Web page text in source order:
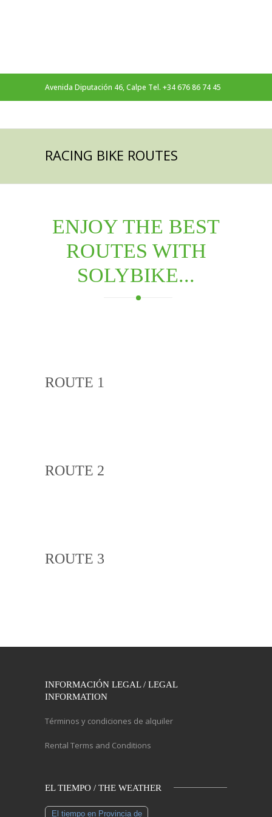
Avenida Diputación 46, Calpe Tel. +34 676 86 74 45
RACING BIKE ROUTES
ENJOY THE BEST
ROUTES WITH
SOLYBIKE...
ROUTE 1
ROUTE 2
ROUTE 3
INFORMACIÓN LEGAL / LEGAL
INFORMATION
Términos y condiciones de alquiler
Rental Terms and Conditions
EL TIEMPO / THE WEATHER
El tiempo en Provincia de